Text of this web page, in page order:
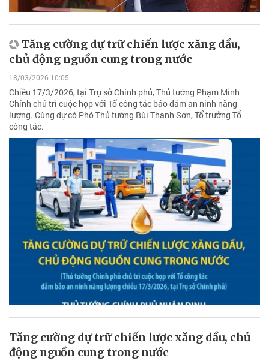
Tăng cường dự trữ chiến lược xăng dầu,
chủ động nguồn cung trong nước
18/03/2026 10:05
Chiều 17/3/2026, tại Trụ sở Chính phủ, Thủ tướng Phạm Minh
Chính chủ trì cuộc họp với Tổ công tác bảo đảm an ninh năng
lượng. Cùng dự có Phó Thủ tướng Bùi Thanh Sơn, Tổ trưởng Tổ
công tác.
Tăng cường dự trữ chiến lược xăng dầu, chủ
động nguồn cung trong nước